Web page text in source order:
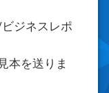
ジネスレポ
本を送りま